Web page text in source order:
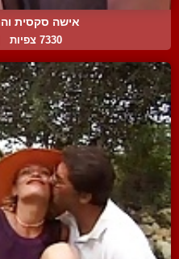
אישה סקסית
7330 צפיות